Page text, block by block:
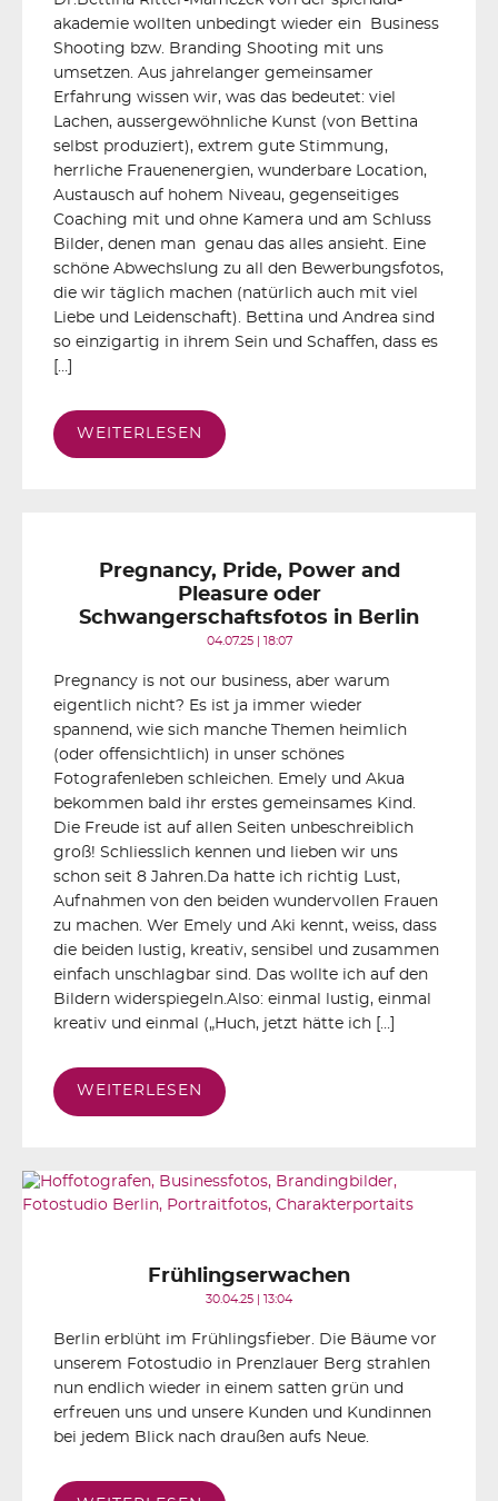
akademie wollten unbedingt wieder ein Business
Shooting bzw. Branding Shooting mit uns
umsetzen. Aus jahrelanger gemeinsamer
Erfahrung wissen wir, was das bedeutet: viel
Lachen, aussergewöhnliche Kunst (von Bettina
selbst produziert), extrem gute Stimmung,
herrliche Frauenenergien, wunderbare Location,
Austausch auf hohem Niveau, gegenseitiges
Coaching mit und ohne Kamera und am Schluss
Bilder, denen man genau das alles ansieht. Eine
schöne Abwechslung zu all den Bewerbungsfotos,
die wir täglich machen (natürlich auch mit viel
Liebe und Leidenschaft). Bettina und Andrea sind
so einzigartig in ihrem Sein und Schaffen, dass es
WEITERLESEN
Pregnancy, Pride, Power and
Pleasure oder
Schwangerschaftsfotos in Berlin
04.07.25 | 18:07
Pregnancy is not our business, aber warum
eigentlich nicht? Es ist ja immer wieder
spannend, wie sich manche Themen heimlich
(oder offensichtlich) in unser schönes
Fotografenleben schleichen. Emely und Akua
bekommen bald ihr erstes gemeinsames Kind.
Die Freude ist auf allen Seiten unbeschreiblich
groß! Schliesslich kennen und lieben wir uns
schon seit 8 Jahren.Da hatte ich richtig Lust,
Aufnahmen von den beiden wundervollen Frauen
zu machen. Wer Emely und Aki kennt, weiss, dass
die beiden lustig, kreativ, sensibel und zusammen
einfach unschlagbar sind. Das wollte ich auf den
Bildern widerspiegeln.Also: einmal lustig, einmal
kreativ und einmal („Huch, jetzt hätte ich […]
WEITERLESEN
Frühlingserwachen
30.04.25 | 13:04
Berlin erblüht im Frühlingsfieber. Die Bäume vor
unserem Fotostudio in Prenzlauer Berg strahlen
nun endlich wieder in einem satten grün und
erfreuen uns und unsere Kunden und Kundinnen
bei jedem Blick nach draußen aufs Neue.